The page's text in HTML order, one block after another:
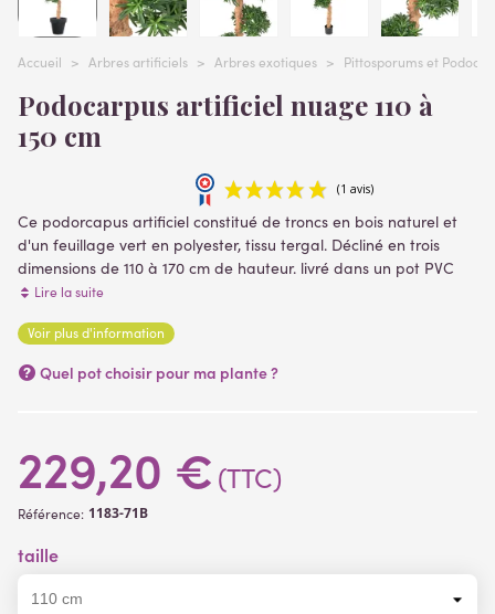
Accueil > Arbres artificiels > Arbres exotiques > Pittosporums et
Podocarpus artificiel nuage 110 à
150 cm
Ce podorcapus artificiel constitué de troncs en bois naturel et
d'un feuillage vert en polyester, tissu tergal. Décliné en trois
dimensions de 110 à 170 cm de hauteur. livré dans un pot PVC
noir lesté servant de support de plantation, plantes artificielles.
Lire la suite
Voir plus d'information
Quel pot choisir pour ma plante ?
229,20 € (TTC)
Référence: 1183-71B
taille